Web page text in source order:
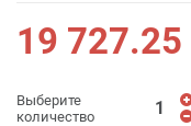
19 727.25
Выберите
количество